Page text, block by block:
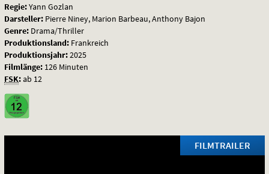
Regie:Yann Gozlan
Darsteller: Pierre Niney, Marion Barbeau, Anthony Bajon
Genre: Drama/Thriller
Produktionsland: Frankreich
Produktionsjahr:2025
Filmlänge: 126 Minuten
FSK:ab 12
FILMTRAILER